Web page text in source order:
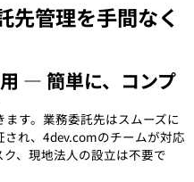
先管理を手間なく
— 簡単に、コンプ
す。業務委託先はスムーズに
れ、4dev.comのチームが対応
、現地法人の設立は不要で